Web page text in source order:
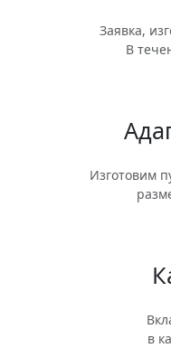
Заявка,
В
Изготовим
в